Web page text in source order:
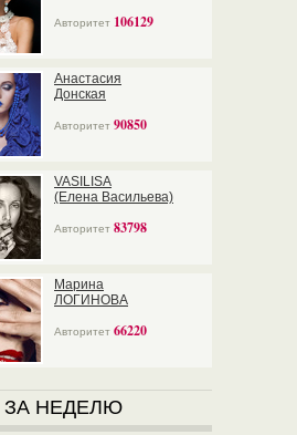
Авторитет 106129
Анастасия
Донская
Авторитет 90850
VASILISA
(Елена Васильева)
Авторитет 83798
Марина
ЛОГИНОВА
Авторитет 66220
ЗА НЕДЕЛЮ